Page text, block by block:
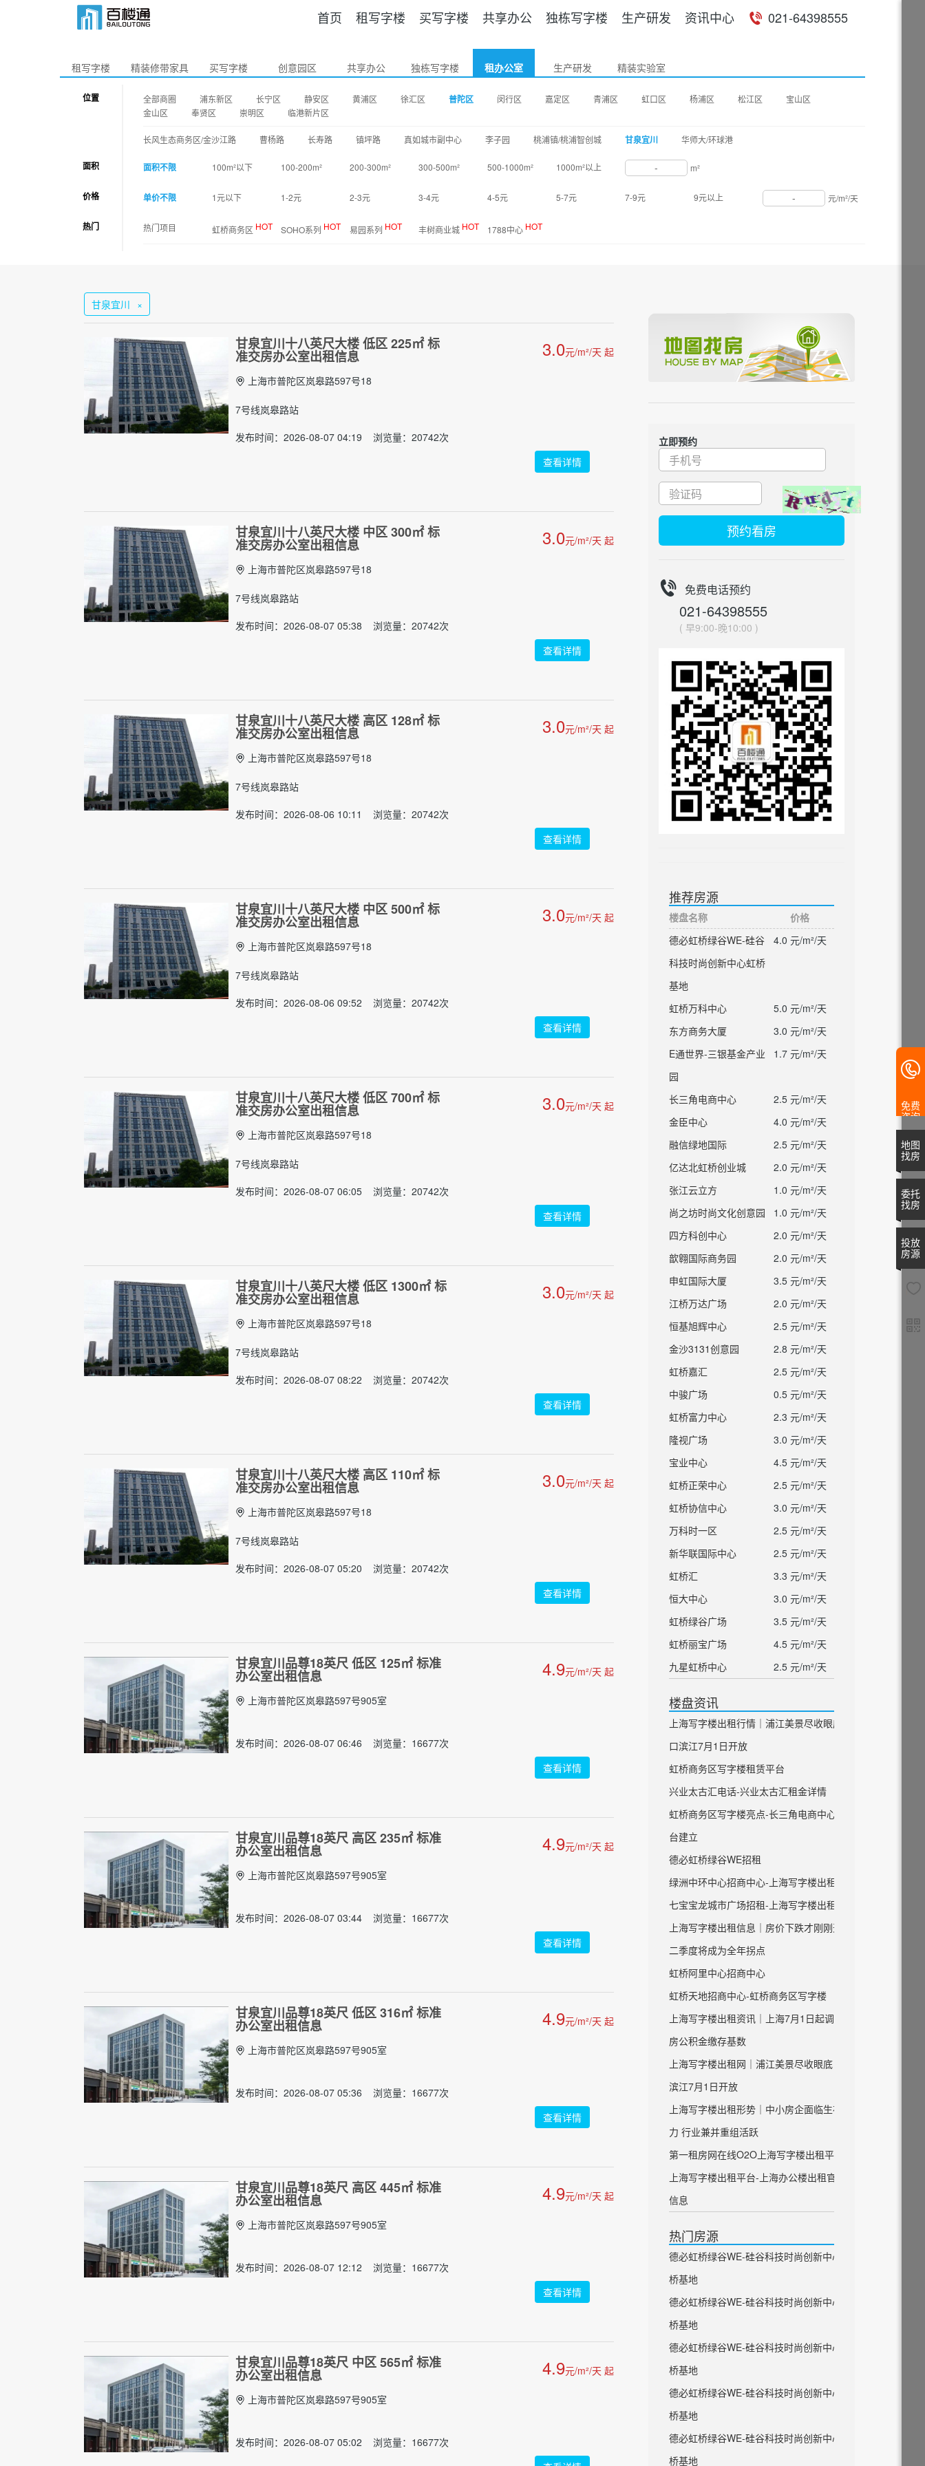
首页 租写字楼 买写字楼 共享办公 独栋写字楼 生产研发 资讯中心 021-64398555
租写字楼 精装修带家具 买写字楼 创意园区 共享办公 独栋写字楼 租办公室 生产研发 精装实验室
位置 全部商圈 浦东新区 长宁区 静安区 黄浦区 徐汇区 普陀区 闵行区 嘉定区 青浦区 虹口区 杨浦区 松江区
宝山区
金山区
奉贤区 崇明区 临港新片区
长风生态商务区/金沙江路 曹杨路 长寿路 镇坪路 真如城市副中心 李子园 桃浦镇/桃浦智创城 甘泉宜川 华师大/环球港
面积 面积不限 100m²以下 100-200m² 200-300m² 300-500m² 500-1000m² 1000m²以上 - m²
价格 单价不限 1元以下 1-2元 2-3元 3-4元 4-5元 5-7元 7-9元 9元以上 - 元/m²/天
热门 热门项目 虹桥商务区 HOT SOHO系列 HOT 易园系列 HOT 丰树商业城 HOT 1788中心 HOT
甘泉宜川 ×
甘泉宜川十八英尺大楼 低区 225㎡ 标
准交房办公室出租信息 3.0元/m²/天 起
上海市普陀区岚皋路597号18
7号线岚皋路站
发布时间：2026-08-07 04:19 浏览量：20742次
查看详情
甘泉宜川十八英尺大楼 中区 300㎡ 标
准交房办公室出租信息 3.0元/m²/天 起
上海市普陀区岚皋路597号18
7号线岚皋路站
发布时间：2026-08-07 05:38 浏览量：20742次
查看详情
甘泉宜川十八英尺大楼 高区 128㎡ 标
准交房办公室出租信息 3.0元/m²/天 起
上海市普陀区岚皋路597号18
7号线岚皋路站
发布时间：2026-08-06 10:11 浏览量：20742次
查看详情
甘泉宜川十八英尺大楼 中区 500㎡ 标
准交房办公室出租信息 3.0元/m²/天 起
上海市普陀区岚皋路597号18
7号线岚皋路站
发布时间：2026-08-06 09:52 浏览量：20742次
查看详情
甘泉宜川十八英尺大楼 低区 700㎡ 标
准交房办公室出租信息 3.0元/m²/天 起
上海市普陀区岚皋路597号18
7号线岚皋路站
发布时间：2026-08-07 06:05 浏览量：20742次
查看详情
甘泉宜川十八英尺大楼 低区 1300㎡ 标
准交房办公室出租信息 3.0元/m²/天 起
上海市普陀区岚皋路597号18
7号线岚皋路站
发布时间：2026-08-07 08:22 浏览量：20742次
查看详情
甘泉宜川十八英尺大楼 高区 110㎡ 标
准交房办公室出租信息 3.0元/m²/天 起
上海市普陀区岚皋路597号18
7号线岚皋路站
发布时间：2026-08-07 05:20 浏览量：20742次
查看详情
甘泉宜川品尊18英尺 低区 125㎡ 标准
办公室出租信息 4.9元/m²/天 起
上海市普陀区岚皋路597号905室
发布时间：2026-08-07 06:46 浏览量：16677次
查看详情
甘泉宜川品尊18英尺 高区 235㎡ 标准
办公室出租信息 4.9元/m²/天 起
上海市普陀区岚皋路597号905室
发布时间：2026-08-07 03:44 浏览量：16677次
查看详情
甘泉宜川品尊18英尺 低区 316㎡ 标准
办公室出租信息 4.9元/m²/天 起
上海市普陀区岚皋路597号905室
发布时间：2026-08-07 05:36 浏览量：16677次
查看详情
甘泉宜川品尊18英尺 高区 445㎡ 标准
办公室出租信息 4.9元/m²/天 起
上海市普陀区岚皋路597号905室
发布时间：2026-08-07 12:12 浏览量：16677次
查看详情
甘泉宜川品尊18英尺 中区 565㎡ 标准
办公室出租信息 4.9元/m²/天 起
上海市普陀区岚皋路597号905室
发布时间：2026-08-07 05:02 浏览量：16677次
立即预约
预约看房
免费电话预约
021-64398555
( 早9:00-晚10:00 )
推荐房源
楼盘名称
价格
德必虹桥绿谷WE-硅谷
科技时尚创新中心虹桥
基地
4.0 元/m²/天
虹桥万科中心
5.0 元/m²/天
东方商务大厦
3.0 元/m²/天
E通世界-三银基金产业
园
1.7 元/m²/天
长三角电商中心
2.5 元/m²/天
金臣中心
4.0 元/m²/天
融信绿地国际
2.5 元/m²/天
亿达北虹桥创业城
2.0 元/m²/天
张江云立方
1.0 元/m²/天
尚之坊时尚文化创意园
1.0 元/m²/天
四方科创中心
2.0 元/m²/天
歆翱国际商务园
2.0 元/m²/天
申虹国际大厦
3.5 元/m²/天
江桥万达广场
2.0 元/m²/天
恒基旭辉中心
2.5 元/m²/天
金沙3131创意园
2.8 元/m²/天
虹桥嘉汇
2.5 元/m²/天
中骏广场
0.5 元/m²/天
虹桥富力中心
2.3 元/m²/天
隆视广场
3.0 元/m²/天
宝业中心
4.5 元/m²/天
虹桥正荣中心
2.5 元/m²/天
虹桥协信中心
3.0 元/m²/天
万科时一区
2.5 元/m²/天
新华联国际中心
2.5 元/m²/天
虹桥汇
3.3 元/m²/天
恒大中心
3.0 元/m²/天
虹桥绿谷广场
3.5 元/m²/天
虹桥丽宝广场
4.5 元/m²/天
九星虹桥中心
2.5 元/m²/天
楼盘资讯
上海写字楼出租行情｜浦江美景尽收眼底 虹
口滨江7月1日开放
虹桥商务区写字楼租赁平台
兴业太古汇电话-兴业太古汇租金详情
虹桥商务区写字楼亮点-长三角电商中心平
台建立
德必虹桥绿谷WE招租
绿洲中环中心招商中心-上海写字楼出租
七宝宝龙城市广场招租-上海写字楼出租
上海写字楼出租信息｜房价下跌才刚刚开始
二季度将成为全年拐点
虹桥阿里中心招商中心
虹桥天地招商中心-虹桥商务区写字楼
上海写字楼出租资讯｜上海7月1日起调整住
房公积金缴存基数
上海写字楼出租网｜浦江美景尽收眼底 虹口
滨江7月1日开放
上海写字楼出租形势｜中小房企面临生存压
力 行业兼并重组活跃
第一租房网在线O2O上海写字楼出租平台
上海写字楼出租平台-上海办公楼出租官方
信息
热门房源
德必虹桥绿谷WE-硅谷科技时尚创新中心虹
桥基地
德必虹桥绿谷WE-硅谷科技时尚创新中心虹
桥基地
德必虹桥绿谷WE-硅谷科技时尚创新中心虹
桥基地
德必虹桥绿谷WE-硅谷科技时尚创新中心虹
桥基地
德必虹桥绿谷WE-硅谷科技时尚创新中心虹
桥基地
免费
咨询
地图
找房
委托
找房
投放
房源